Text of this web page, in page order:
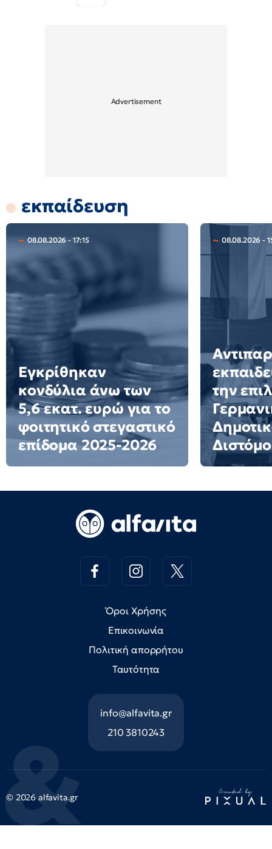
εκπαίδευση
08.08.2026 - 17:15
Εγκρίθηκαν
κονδύλια άνω των
5,6 εκατ. ευρώ για το
φοιτητικό στεγαστικό
επίδομα 2025-2026
08.08.2026 -
την
Όροι Χρήσης
Επικοινωνία
Πολιτική απορρήτου
Ταυτότητα
info@alfavita.gr
210 3810243
© 2026 alfavita.gr